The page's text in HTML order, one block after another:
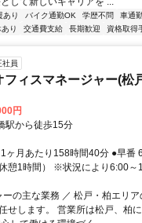
あり バイク通勤OK 学歴不問 車通
り 交通費支給 長期歓迎 資格取得
社員
ィスマネージャー(松
円
駅から徒歩15分
ヶ月あたり158時間40分 ●早番
憩1時間） ※状況により6:00～
の主な業務 ／ 松戸・柏エリ
せします。 営業所は松戸、柏